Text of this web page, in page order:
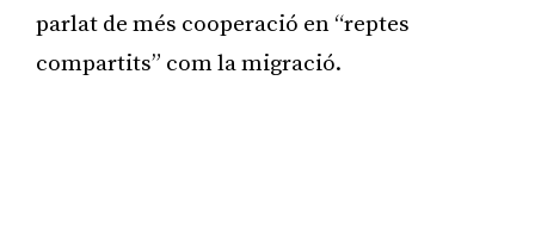
parlat de més cooperació en “reptes
compartits” com la migració.